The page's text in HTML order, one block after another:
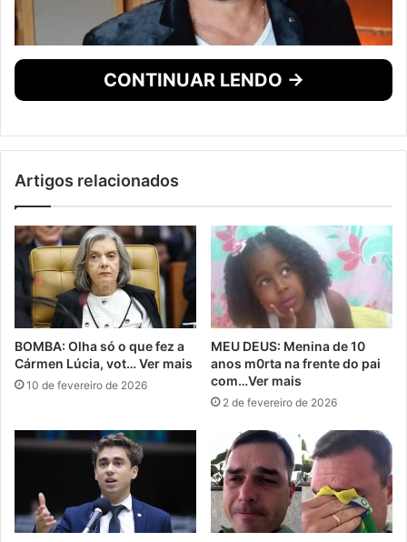
CONTINUAR LENDO →
Artigos relacionados
BOMBA: Olha só o que fez a
Cármen Lúcia, vot… Ver mais
10 de fevereiro de 2026
MEU DEUS: Menina de 10
anos m0rta na frente do pai
com…Ver mais
2 de fevereiro de 2026